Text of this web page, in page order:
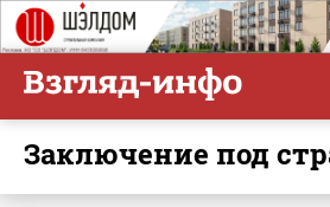
заключение под